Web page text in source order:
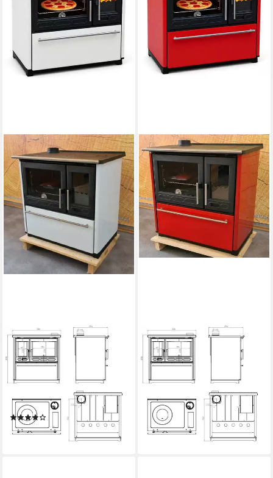
PLAMEN
Festbrennstoffherd 850
weiß, linke Version
8,00 kW Nennwärmeleistung
Wirkungsgrad
Produktdatenblatt
1.499,00 €
lieferbar - in 5-6 Werktagen bei dir
PLAMEN
Festbrennstoffherd 850 rot,
linke Version
8,00 kW Nennwärmeleistung
Wirkungsgrad
Produktdatenblatt
1.499,00 €
lieferbar - in 5-6 Werktagen bei dir